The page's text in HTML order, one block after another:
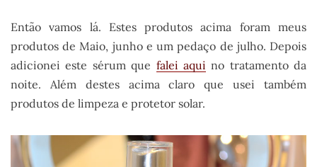
Então vamos lá. Estes produtos acima foram meus
produtos de Maio, junho e um pedaço de julho. Depois
adicionei este sérum que falei aqui no tratamento da
noite. Além destes acima claro que usei também
produtos de limpeza e protetor solar.